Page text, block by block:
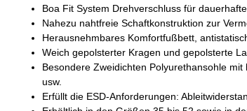
Boa Fit System Drehverschluss für
Nahezu nahtfreie Schaftkonstruktion zur
Herausnehmbares Komfortfußbett,
Weich gepolsterter Kragen und gepolsterte
Besondere Zweidichten Polyurethansohle
usw.
Erfüllt die ESD-Anforderungen: